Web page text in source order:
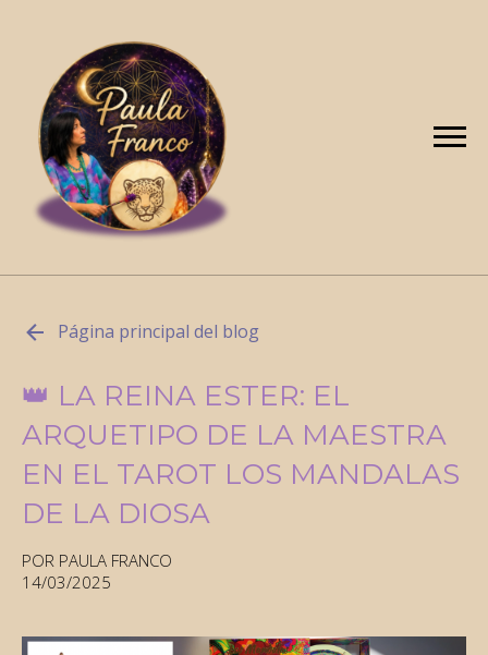
Página principal del blog
👑 LA REINA ESTER: EL
ARQUETIPO DE LA MAESTRA
EN EL TAROT LOS MANDALAS
DE LA DIOSA
POR PAULA FRANCO
14/03/2025